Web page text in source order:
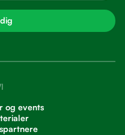
og events